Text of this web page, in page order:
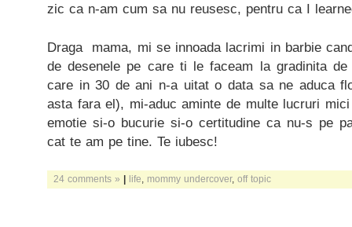
zic ca n-am cum sa nu reusesc, pentru ca I
Draga mama, mi se innoada lacrimi in barbie
de desenele pe care ti le faceam la gradinita
care in 30 de ani n-a uitat o data sa ne aduca
asta fara el), mi-aduc aminte de multe lucruri
emotie si-o bucurie si-o certitudine ca nu-s pe
cat te am pe tine. Te iubesc!
24 comments » | life mommy undercover, off topic